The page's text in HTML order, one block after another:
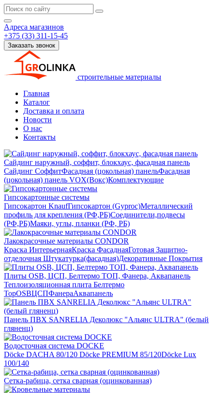
Адреса магазинов
+375 (33) 311-15-45
Заказать звонок
строительные материалы
Главная
Каталог
Доставка и оплата
Новости
О нас
Контакты
Сайдинг наружный, соффит, блокхаус, фасадная панель
Сайдинг СоффитФасадная (цокольная) панельФасадная
(цокольная) панель VOX(Вокс)Комплектующие
Гипсокартонные системы
Гипсокартон KnaufГипсокартон (Gyproc)Металлический
профиль для крепления (РФ,РБ)Соединители,подвесы
(РФ,РБ)Маяки, углы, планки (РФ, РБ)
Лакокрасочные материалы CONDOR
Краска ИнтерьернаяКраска ФасаднаяГотовая Защитно-
отделочная Штукатурка(фасадная)Декоративные Покрытия
Плиты OSB, ЦСП, Белтермо ТОП, Фанера, Аквапанель
Теплоизоляционная плита Белтермо
TopOSBЦСПФанераАквапанель
Панель ПВХ SANRELIA Деколюкс "Альянс ULTRA" (белый
гляненц)
Водосточная система DOCKE
Döсkе DACHA 80/120 Döcke PREMIUM 85/120Döсkе Luх
100/140
Сетка-рабица, сетка сварная (оцинкованная)